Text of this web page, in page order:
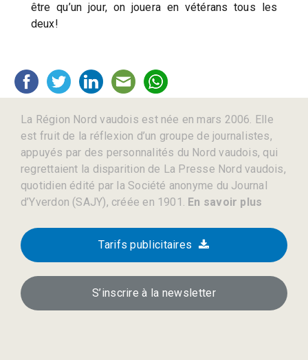
être qu’un jour, on jouera en vétérans tous les
deux!
La Région Nord vaudois est née en mars 2006. Elle
est fruit de la réflexion d’un groupe de journalistes,
appuyés par des personnalités du Nord vaudois, qui
regrettaient la disparition de La Presse Nord vaudois,
quotidien édité par la Société anonyme du Journal
d’Yverdon (SAJY), créée en 1901. En savoir plus
Tarifs publicitaires
S’inscrire à la newsletter